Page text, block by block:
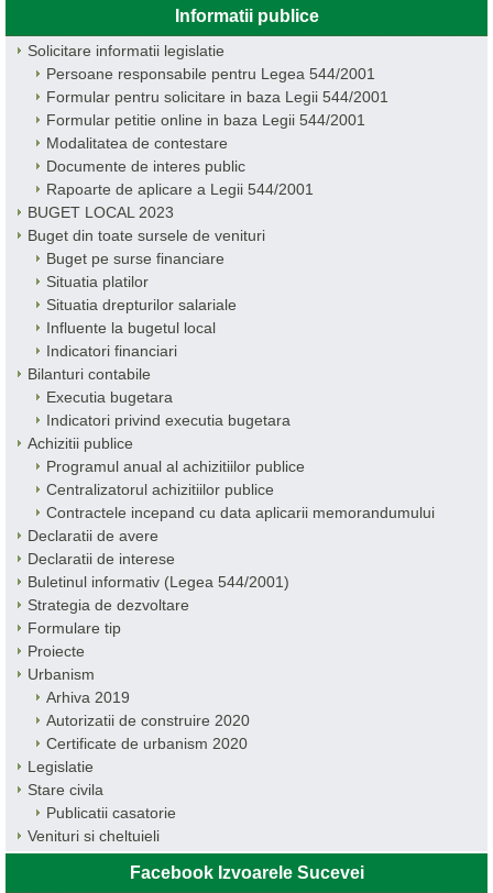
Informatii publice
Solicitare informatii legislatie
Persoane responsabile pentru Legea 544/2001
Formular pentru solicitare in baza Legii 544/2001
Formular petitie online in baza Legii 544/2001
Modalitatea de contestare
Documente de interes public
Rapoarte de aplicare a Legii 544/2001
BUGET LOCAL 2023
Buget din toate sursele de venituri
Buget pe surse financiare
Situatia platilor
Situatia drepturilor salariale
Influente la bugetul local
Indicatori financiari
Bilanturi contabile
Executia bugetara
Indicatori privind executia bugetara
Achizitii publice
Programul anual al achizitiilor publice
Centralizatorul achizitiilor publice
Contractele incepand cu data aplicarii memorandumului
Declaratii de avere
Declaratii de interese
Buletinul informativ (Legea 544/2001)
Strategia de dezvoltare
Formulare tip
Proiecte
Urbanism
Arhiva 2019
Autorizatii de construire 2020
Certificate de urbanism 2020
Legislatie
Stare civila
Publicatii casatorie
Venituri si cheltuieli
Facebook Izvoarele Sucevei